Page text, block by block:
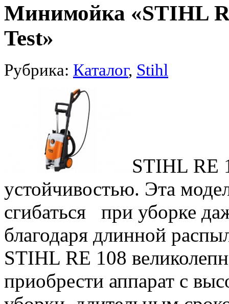
Минимойка «STIHL
Test»
Рубрика: Каталог, Stihl
STIHL RE
устойчивостью. Эта
сгибаться при уборке
благодаря длинной
STIHL RE 108
приобрести аппарат с